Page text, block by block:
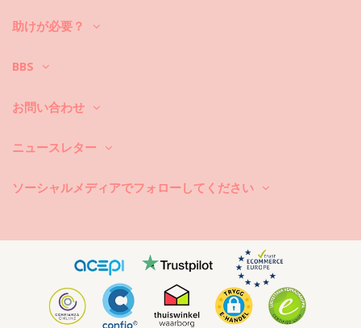
まず第一に：ザラザラした表面はお避け下さい。座ったり横になったり
など）、木（破片など）などの表面に直接触れると、水着の柔らかい布
洗濯するには？毎回のご使用後は、海水ではなくきれいな水でビキニを
プルな石鹸のご使用をお勧めしますが、水着用の特別な洗剤製品が好ま
また、ビーチバッグやポーチから濡れた水着を取り出すのを忘れないで
水着に汚れがある場合は、まだ濡れている間に軽くたたくようにして下
さい。汚れが乾いたら、擦ったりなどして傷を付けないで下さい。染料
を破壊する恐れがあります。その場合、地元のドライクリーニング店に
依頼することをお勧めします。
助けが必要？
BBS
お問い合わせ
ニュースレター
ソーシャルメディアでフォローしてください